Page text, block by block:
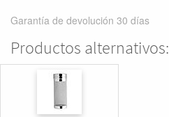
Garantía de devolución 30 días
Productos alternativos: